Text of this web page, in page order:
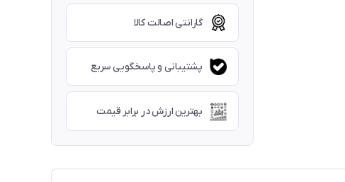
گارانتی اصالت کالا
پشتیبانی و پاسخگویی سریع
بهترین ارزش در برابر قیمت